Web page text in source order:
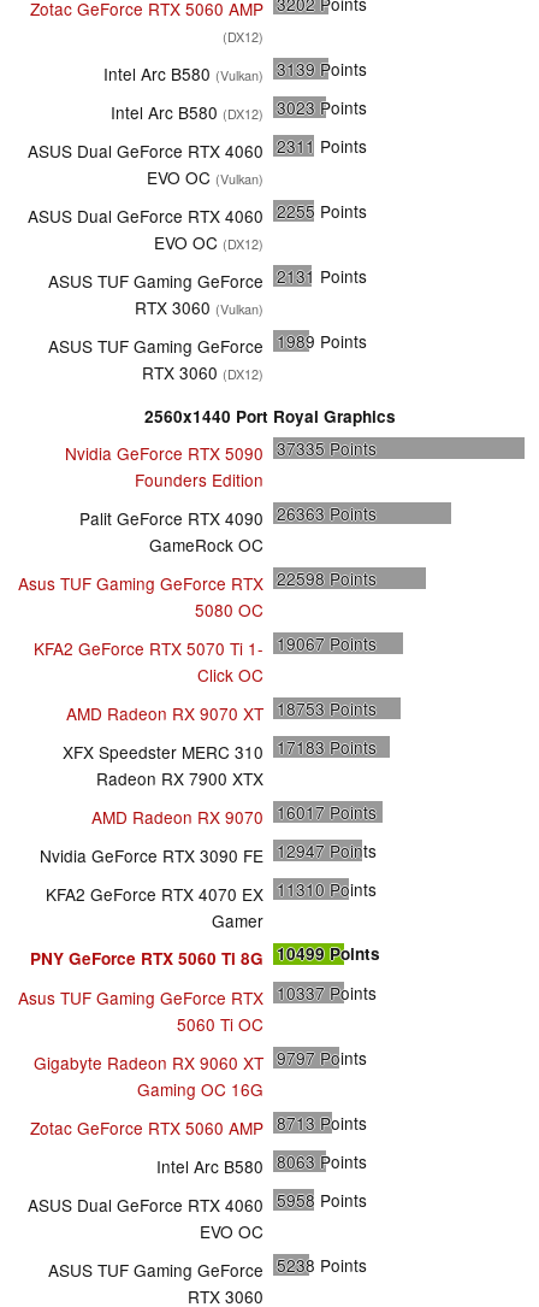
Zotac GeForce RTX 5060 AMP
(DX12)
Intel Arc B580 (Vulkan) 3139 Points
Intel Arc B580 (DX12) 3023 Points
ASUS Dual GeForce RTX 4060
EVO OC (Vulkan)
2311 Points
ASUS Dual GeForce RTX 4060
EVO OC (DX12)
2255 Points
ASUS TUF Gaming GeForce
RTX 3060 (Vulkan)
2131 Points
ASUS TUF Gaming GeForce
RTX 3060 (DX12)
1989 Points
2560x1440 Port Royal Graphics
Nvidia GeForce RTX 5090
Founders Edition
37335 Points
Palit GeForce RTX 4090
GameRock OC
26363 Points
Asus TUF Gaming GeForce RTX
5080 OC
22598 Points
KFA2 GeForce RTX 5070 Ti 1-
Click OC
19067 Points
AMD Radeon RX 9070 XT 18753 Points
XFX Speedster MERC 310
Radeon RX 7900 XTX
17183 Points
AMD Radeon RX 9070 16017 Points
Nvidia GeForce RTX 3090 FE 12947 Points
KFA2 GeForce RTX 4070 EX
Gamer
11310 Points
PNY GeForce RTX 5060 Ti 8G 10499 Points
Asus TUF Gaming GeForce RTX
5060 Ti OC
10337 Points
Gigabyte Radeon RX 9060 XT
Gaming OC 16G
9797 Points
Zotac GeForce RTX 5060 AMP 8713 Points
Intel Arc B580 8063 Points
ASUS Dual GeForce RTX 4060
EVO OC
5958 Points
ASUS TUF Gaming GeForce
RTX 3060
5238 Points